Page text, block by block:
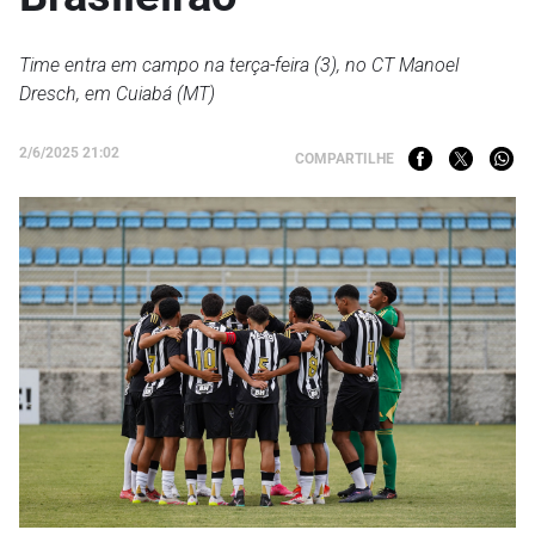
Time entra em campo na terça-feira (3), no CT Manoel
Dresch, em Cuiabá (MT)
2/6/2025 21:02 COMPARTILHE